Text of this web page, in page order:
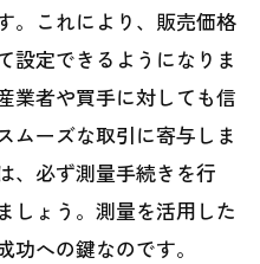
。これにより、販売価格
設定できるようになりま
業者や買手に対しても信
ムーズな取引に寄与しま
、必ず測量手続きを行
しょう。測量を活用した
への鍵なのです。